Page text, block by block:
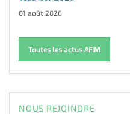
01 août 2026
Toutes les actus AFIM
NOUS REJOINDRE